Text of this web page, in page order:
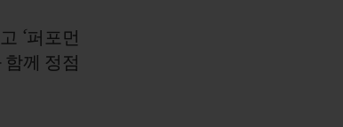
‘퍼포먼
함께 정점